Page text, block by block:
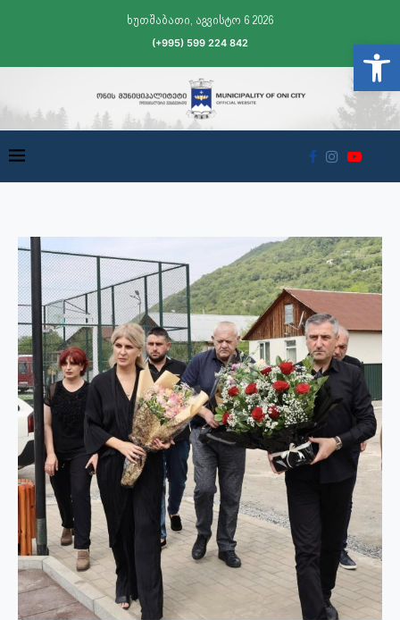
ხუთშაბათი, აგვისტო 6 2026
(+995) 599 224 842